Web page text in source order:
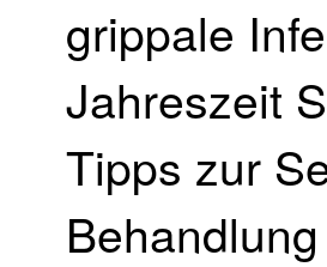
grippale
Jahreszeit
Tipps zur